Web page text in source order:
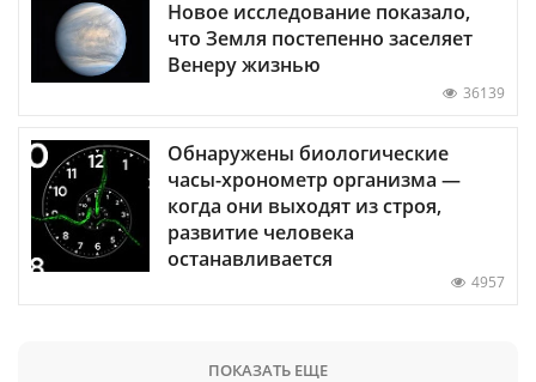
Новое исследование показало,
что Земля постепенно заселяет
Венеру жизнью
36139
Обнаружены биологические
часы-хронометр организма —
когда они выходят из строя,
развитие человека
останавливается
4957
ПОКАЗАТЬ ЕЩЕ